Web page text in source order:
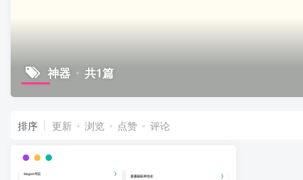
神器 共1篇
排序 更新 浏览 点赞 评论